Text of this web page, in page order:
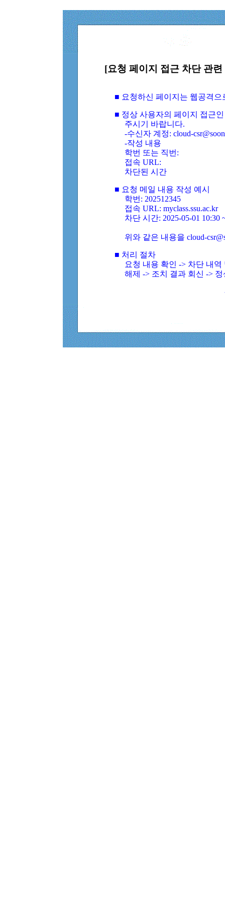
[요청 페이지 접근 차단 관
■ 요청하신 페이지는 웹공격
■ 정상 사용자의 페이지 접근
주시기 바랍니다.
-수신자 계정: cloud-
-작성 내용
학번 또는 직번:
접속 URL:
차단된 시간
■ 요청 메일 내용 작성 예시
학번: 202512345
접속 URL: myclass.ssu.ac.kr
차단 시간: 2025-05-01 10:30
위와 같은 내용을 cloud-
■ 처리 절차
요청 내용 확인 -> 차단 내
해제 -> 조치 결과 회신 ->